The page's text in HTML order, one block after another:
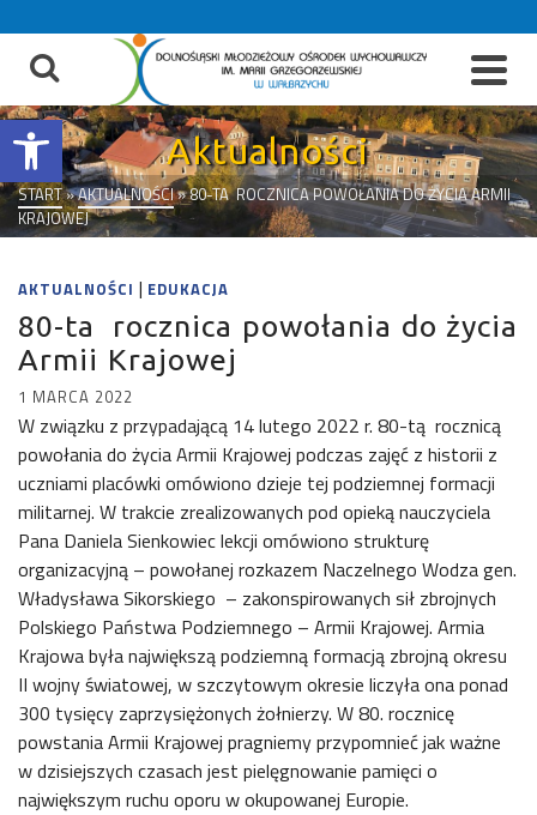
Otwórz pasek narzędzi
treści
Aktualności
START»AKTUALNOŚCI»80-TA ROCZNICA POWOŁANIA DO ŻYCIA ARMII
KRAJOWEJ
AKTUALNOŚCI | EDUKACJA
80-ta rocznica powołania do życia
Armii Krajowej
1 MARCA 2022
W związku z przypadającą 14 lutego 2022 r. 80-tą rocznicą
powołania do życia Armii Krajowej podczas zajęć z historii z
uczniami placówki omówiono dzieje tej podziemnej formacji
militarnej. W trakcie zrealizowanych pod opieką nauczyciela
Pana Daniela Sienkowiec lekcji omówiono strukturę
organizacyjną – powołanej rozkazem Naczelnego Wodza gen.
Władysława Sikorskiego – zakonspirowanych sił zbrojnych
Polskiego Państwa Podziemnego – Armii Krajowej. Armia
Krajowa była największą podziemną formacją zbrojną okresu
II wojny światowej, w szczytowym okresie liczyła ona ponad
300 tysięcy zaprzysiężonych żołnierzy. W 80. rocznicę
powstania Armii Krajowej pragniemy przypomnieć jak ważne
w dzisiejszych czasach jest pielęgnowanie pamięci o
największym ruchu oporu w okupowanej Europie.